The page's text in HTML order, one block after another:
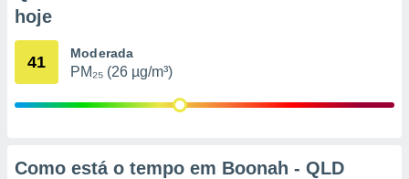
qual se
tal,
ou opor-
qualquer
hoje
41 Moderada
PM₂₅ (26 µg/m³)
Como está o tempo em Boonah - QLD